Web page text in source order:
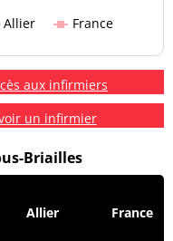
Allier France
aux infirmiers
un infirmier
Briailles
Allier France